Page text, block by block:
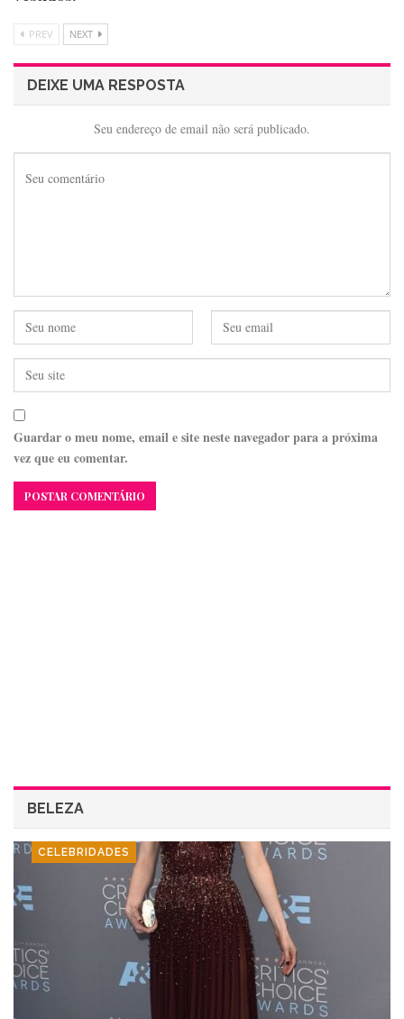
PREV NEXT
DEIXE UMA RESPOSTA
Seu endereço de email não será publicado.
Guardar o meu nome, email e site neste navegador para a próxima
vez que eu comentar.
BELEZA
CELEBRIDADES